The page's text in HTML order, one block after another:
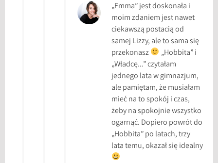
„Emma” jest doskonała i
moim zdaniem jest nawet
ciekawszą postacią od
samej Lizzy, ale to sama się
przekonasz
„Hobbita” i
„Władcę…” czytałam
jednego lata w gimnazjum,
ale pamiętam, że musiałam
mieć na to spokój i czas,
żeby na spokojnie wszystko
ogarnąć. Dopiero powrót do
„Hobbita” po latach, trzy
lata temu, okazał się idealny